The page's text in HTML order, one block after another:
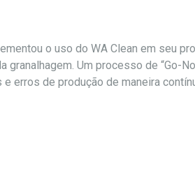
o uso do WA Clean em seu
granalhagem. Um processo de “Go-
erros de produção de maneira